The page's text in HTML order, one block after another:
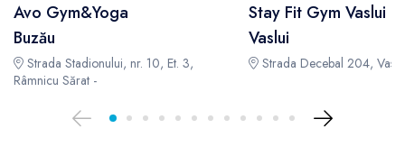
Avo Gym&Yoga
Buzău
Strada Stadionului, nr. 10, Et. 3,
Râmnicu Sărat -
Stay Fit Gym Vaslui
Vaslui
Strada Decebal 204,